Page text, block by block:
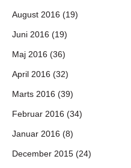
August 2016 (19)
Juni 2016 (19)
Maj 2016 (36)
April 2016 (32)
Marts 2016 (39)
Februar 2016 (34)
Januar 2016 (8)
December 2015 (24)